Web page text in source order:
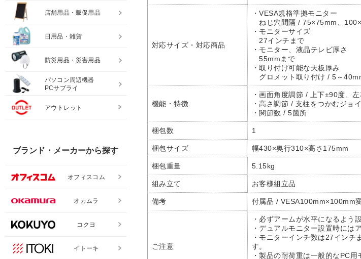
対応サイズ・対応商品
・VESA規格準拠モニター
ねじ穴間隔 / 75×75mm、
・モニターサイズ
27インチまで
・モニター、液晶テレビ厚さ
55mmまで
・取り付け可能な天板厚み
グロメット取り付け / 5～
機能・特徴
・画面角度調節 / 上下±90度、
・高さ調節 / 支柱をつかむジョ
・関節数 / 5箇所
梱包数 1
梱包サイズ 幅430×奥行310×高さ175mm
梱包重量 5.15kg
組み立て お客様組立品
備考 付属品 / VESA100mm×100mm
ご注意
・必ずアームが水平になるよう
・デュアルモニター設置時には
・モニターインチ数は27イン
す。
・製品の耐荷重は一般的なPC
店舗用品・販促用品
日用品・雑貨
防災用品・災害用品
パソコン周辺機器
PCサプライ
アウトレット
ブランド・メーカーから探す
オフィスコム
オカムラ
コクヨ
イトーキ